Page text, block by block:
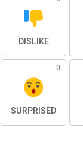
DISLIKE
0
SURPRISED